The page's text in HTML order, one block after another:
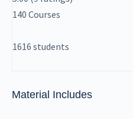
140 Courses
1616 students
Material Includes